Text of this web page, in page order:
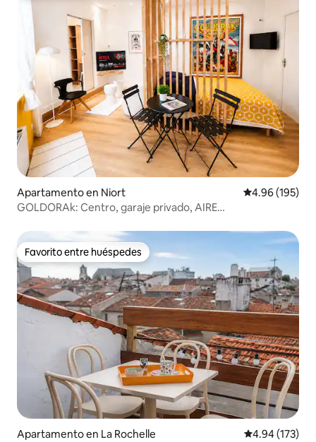
Apartamento en Niort Calificación
4.96 (195)
GOLDORAk: Centro, garaje privado, AIRE
Favorito entre huéspedes
Favorito entre huéspedes
Apartamento en La Rochelle Calificación
4.94 (173)